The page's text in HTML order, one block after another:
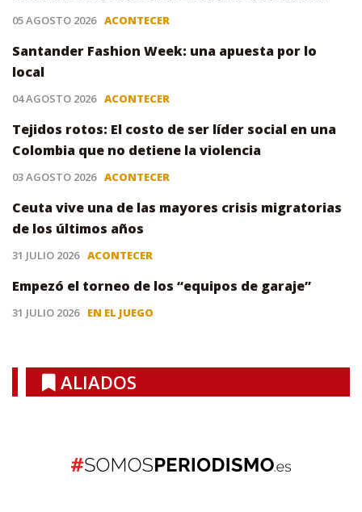
05 AGOSTO 2026 ACONTECER
Santander Fashion Week: una apuesta por lo
local
04 AGOSTO 2026 ACONTECER
Tejidos rotos: El costo de ser líder social en una
Colombia que no detiene la violencia
03 AGOSTO 2026 ACONTECER
Ceuta vive una de las mayores crisis migratorias
de los últimos años
31 JULIO 2026 ACONTECER
Empezó el torneo de los “equipos de garaje”
31 JULIO 2026 EN EL JUEGO
ALIADOS